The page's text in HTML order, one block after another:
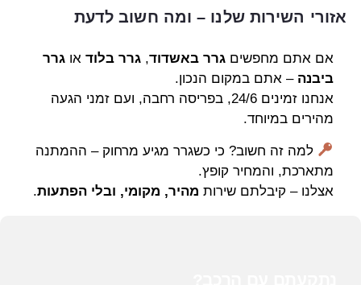
אזורי השירות שלנו – ומה חשוב לדעת
אם אתם מחפשיםגרר באשדוד,גרר בלוד אוגרר
ביבנה – אתם במקום הנכון.
אנחנו זמינים 24/6, בפריסה רחבה, ועם זמני הגעה
מהירים במיוחד.
למה זה חשוב? כי כשגרר מגיע מרחוק – ההמתנה
מתארכת, והמחיר קופץ.
אצלנו – קיבלתם שירות מהיר, מקומי, ובלי הפתעות.